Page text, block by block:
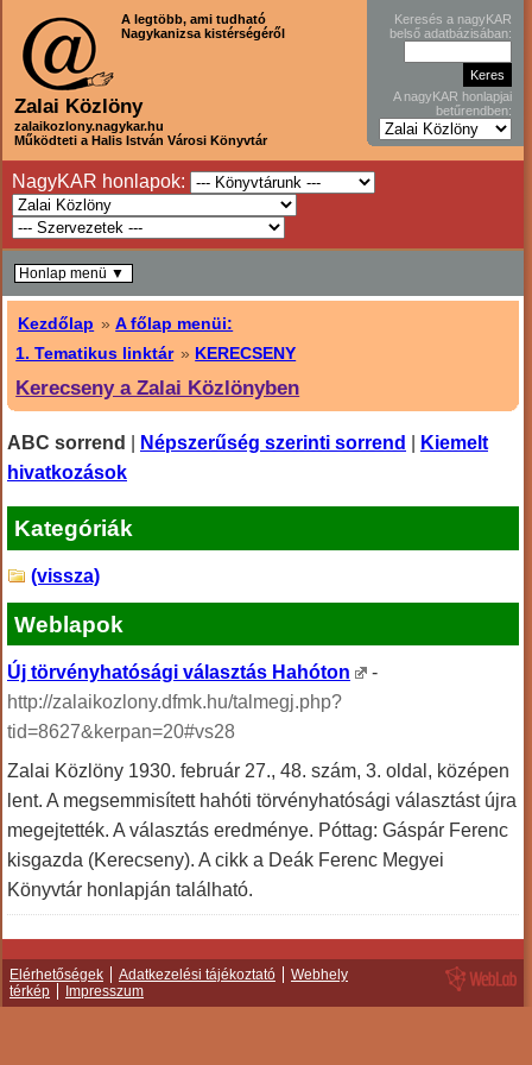
A legtöbb, ami tudható
Nagykanizsa kistérségéről
Zalai Közlöny
zalaikozlony.nagykar.hu
Működteti a Halis István Városi Könyvtár
Keresés a nagyKAR
belső adatbázisában:
A nagyKAR honlapjai
betűrendben:
NagyKAR honlapok:
Kezdőlap »A főlap menüi:
1. Tematikus linktár » KERECSENY
Kerecseny a Zalai Közlönyben
ABC sorrend Népszerűség szerinti sorrend
Kiemelt
hivatkozások
Kategóriák
(vissza)
Weblapok
Új törvényhatósági választás Hahóton
-
http://zalaikozlony.dfmk.hu/talmegj.php?
tid=8627&kerpan=20#vs28
Zalai Közlöny 1930. február 27., 48. szám, 3. oldal, középen
lent. A megsemmisített hahóti törvényhatósági választást újra
megejtették. A választás eredménye. Póttag: Gáspár Ferenc
kisgazda (Kerecseny). A cikk a Deák Ferenc Megyei
Könyvtár honlapján található.
Honlap menü ▼
Elérhetőségek Adatkezelési tájékoztató
Webhely
térkép
Impresszum